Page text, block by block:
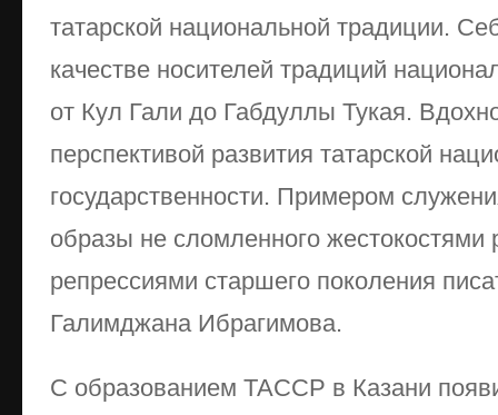
татарской национальной традиции.
качестве носителей традиций
от Кул Гали до Габдуллы Тукая.
перспективой развития татарской
государственности. Примером
образы не сломленного
репрессиями старшего поколения
Галимджана Ибрагимова.
С образованием ТАССР в Казани